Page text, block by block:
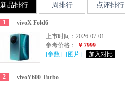
新品排行 周排行 点评排行
1
vivoX Fold6
上市时间：2026-07-01
参考价格：
￥7999
[参数]
[图片] 加入对比
2 vivoY600 Turbo